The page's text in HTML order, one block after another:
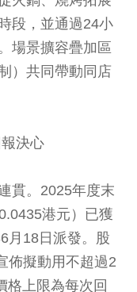
段，並通過24小
場景擴容疊加區
）共同帶動同店
決心
貫。2025年度末
港元）已獲
月18日派發。股
佈擬動用不超過2
格上限為每次回